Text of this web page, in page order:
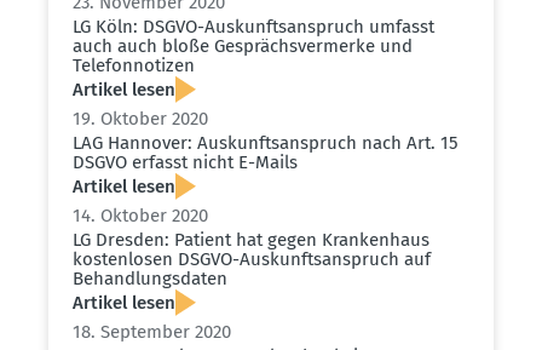
LG Köln: DSGVO-Auskunfts­an­spruch umfasst
auch auch bloße Gesprächs­ver­merke und
Telefon­no­tizen
Artikel lesen
19. Oktober 2020
LAG Hannover: Auskunfts­an­spruch nach Art. 15
DSGVO erfasst nicht E-Mails
Artikel lesen
14. Oktober 2020
LG Dresden: Patient hat gegen Krankenhaus
kosten­losen DSGVO-Auskunfts­an­spruch auf
Behand­lungs­daten
Artikel lesen
18. September 2020